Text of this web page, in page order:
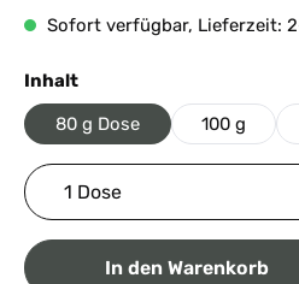
Sofort verfügbar, Lieferzeit:
Inhaltauswählen
80 g Dose 100 g
Produkt Anzahl: Gib den
In den Warenkorb